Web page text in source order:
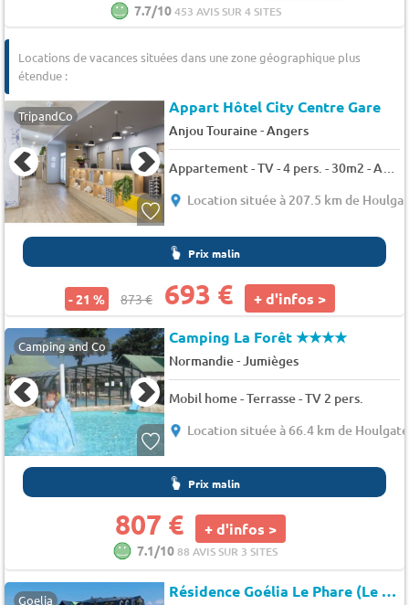
7.7/10453 AVIS SUR 4 SITES
Locations de vacances situées dans une zone géographique plus
étendue :
TripandCo Appart Hôtel City Centre Gare
Anjou Touraine-Angers
Appartement - TV - 4 pers. - 30m2 - Animaux admis
Location située à 207.5 km de
Prix malin
- 21 % 873 € 693 € + d'infos >
Camping and Co Camping La Forêt★★★★
Normandie-Jumièges
Mobil home - Terrasse - TV 2 pers.
Location située à 66.4 km de Houlgate
Prix malin
807 € + d'infos >
7.1/1088 AVIS SUR 3 SITES
Goelia Résidence Goélia Le Phare (Le Tréport à 2km)